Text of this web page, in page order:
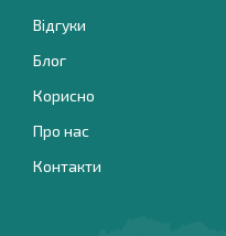
Відгуки
Блог
Корисно
Про нас
Контакти